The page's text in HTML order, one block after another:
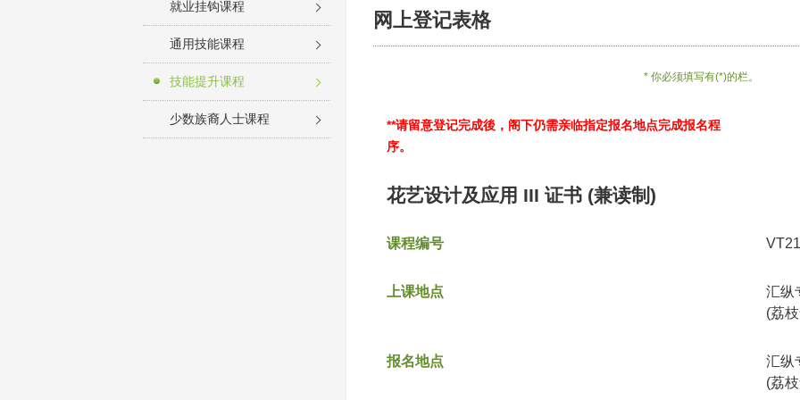
就业挂钩课程
通用技能课程
技能提升课程
少数族裔人士课程
网上登记表格
* 你必须填写有(*)的栏。
**请留意登记完成後，阁下仍需亲临指定报名地点完成报名程
序。
花艺设计及应用 III 证书 (兼读制)
课程编号
上课地点
汇纵
(荔
报名地点
汇纵
(荔